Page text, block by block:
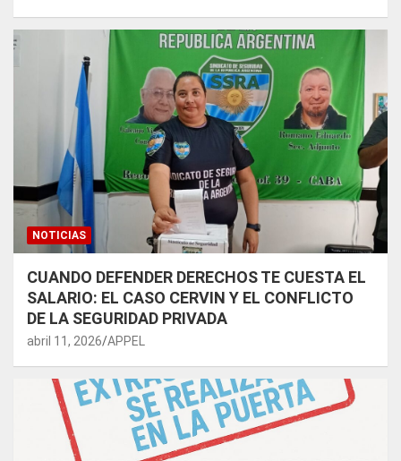
NOTICIAS
CUANDO DEFENDER DERECHOS TE CUESTA EL
SALARIO: EL CASO CERVIN Y EL CONFLICTO
DE LA SEGURIDAD PRIVADA
abril 11, 2026 APPEL